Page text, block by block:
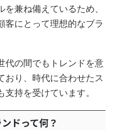
兼ね備えているため、
客にとって理想的なブラ
代の間でもトレンドを意
おり、時代に合わせたス
持を受けています。
ドって何？